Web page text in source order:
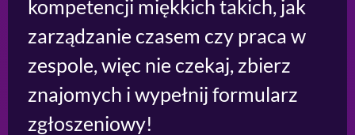
kompetencji miękkich takich, jak
zarządzanie czasem czy praca w
zespole, więc nie czekaj, zbierz
znajomych i wypełnij formularz
zgłoszeniowy!